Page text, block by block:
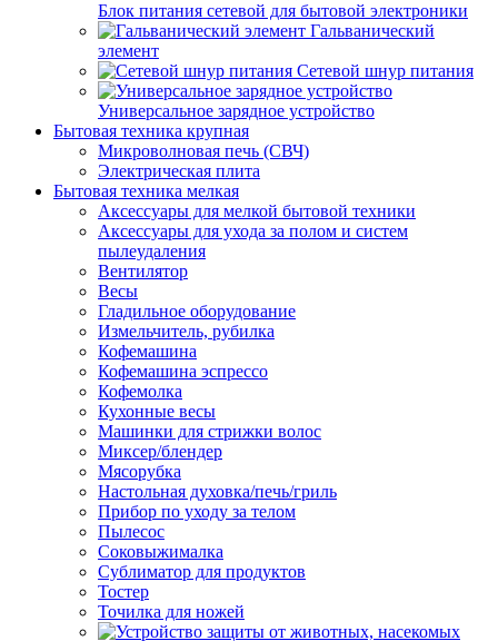
Блок питания сетевой для бытовой электроники
Гальванический
элемент
Сетевой шнур питания
Универсальное зарядное устройство
Бытовая техника крупная
Микроволновая печь (СВЧ)
Электрическая плита
Бытовая техника мелкая
Аксессуары для мелкой бытовой техники
Аксессуары для ухода за полом и систем
пылеудаления
Вентилятор
Весы
Гладильное оборудование
Измельчитель, рубилка
Кофемашина
Кофемашина эспрессо
Кофемолка
Кухонные весы
Машинки для стрижки волос
Миксер/блендер
Мясорубка
Настольная духовка/печь/гриль
Прибор по уходу за телом
Пылесос
Соковыжималка
Сублиматор для продуктов
Тостер
Точилка для ножей